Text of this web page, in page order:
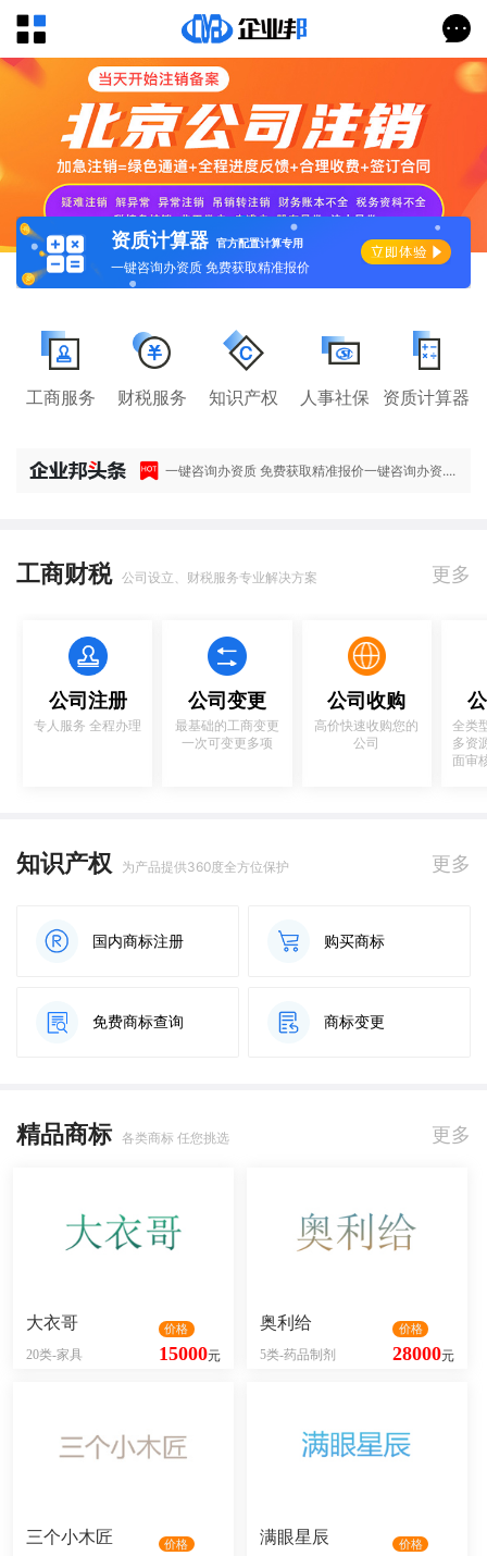
资质计算器 官方配置计算专用
一键咨询办资质 免费获取精准报价
工商服务 财税服务 知识产权 人事社保 资质计算器
一键咨询办资质 免费获取精准报价一键咨询办资....
工商财税 公司设立、财税服务专业解决方案 更多
公司注册
专人服务 全程办理
公司变更
最基础的工商变更
一次可变更多项
公司收购
高价快速收购您的
公司
全类
多资
面审
知识产权 为产品提供360度全方位保护 更多
国内商标注册 购买商标
免费商标查询 商标变更
精品商标 各类商标 任您挑选 更多
大衣哥
20类-家具 15000元
价格 奥利给
5类-药品制剂 28000元
价格
三个小木匠 价格 满眼星辰 价格